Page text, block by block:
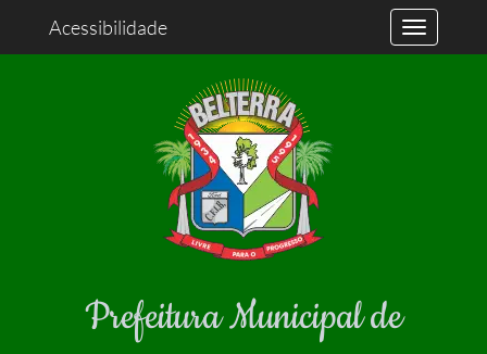
Acessibilidade
Prefeitura Municipal de